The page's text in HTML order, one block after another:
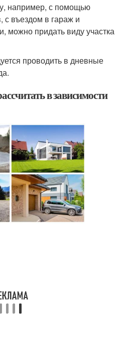
например, с помощью
с въездом в гараж и
придать виду участка
проводить в дневные
в зависимости